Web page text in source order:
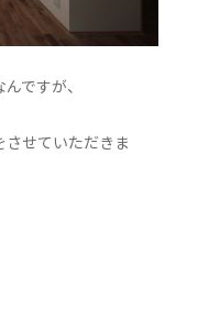
ですが、
せていただきま